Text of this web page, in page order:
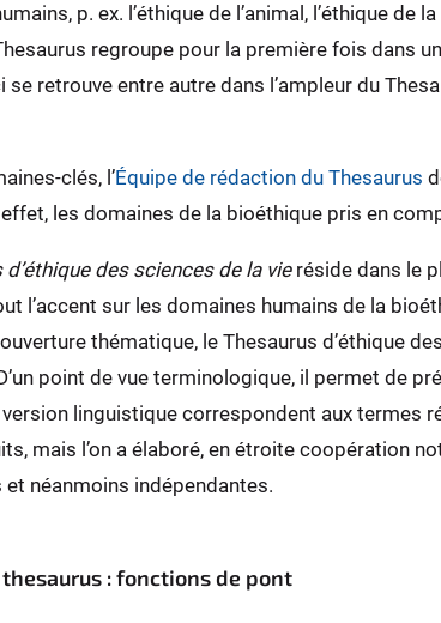
p. ex. l’éthique de l’animal, l’éthique
regroupe pour la première fois dans
se retrouve entre autre dans l’ampleur du
clés, l’Équipe de rédaction du Thesaurus
les domaines de la bioéthique pris en
d’éthique des sciences de la vieréside dans le
l’accent sur les domaines humains de la
thématique, le Thesaurus d’éthique
point de vue terminologique, il permet de
linguistique correspondent aux termes
mais l’on a élaboré, en étroite coopération
néanmoins indépendantes.
thesaurus : fonctions de pont